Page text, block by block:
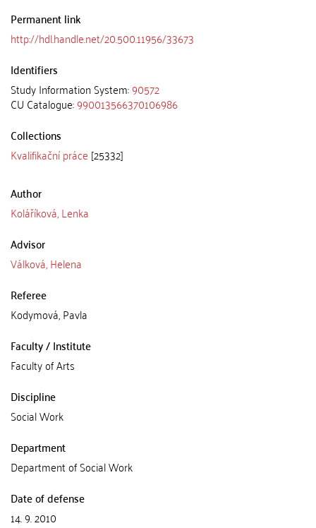
Permanent link
http://hdl.handle.net/20.500.11956/33673
Identifiers
Study Information System:90572
CU Catalogue:990013566370106986
Collections
Kvalifikační práce [25332]
Author
Koláříková, Lenka
Advisor
Válková, Helena
Referee
Kodymová, Pavla
Faculty / Institute
Faculty of Arts
Discipline
Social Work
Department
Department of Social Work
Date of defense
14. 9. 2010